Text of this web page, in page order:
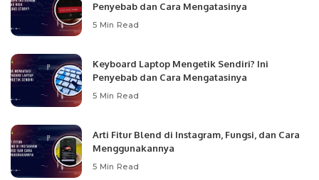
Penyebab dan Cara Mengatasinya
5 Min Read
Keyboard Laptop Mengetik Sendiri? Ini
Penyebab dan Cara Mengatasinya
5 Min Read
Arti Fitur Blend di Instagram, Fungsi, dan Cara
Menggunakannya
5 Min Read